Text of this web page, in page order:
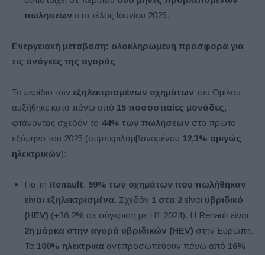
πωλήσεων στο τέλος Ιουνίου 2025.
Ενεργειακή μετάβαση: ολοκληρωμένη προσφορά για
τις ανάγκες της αγοράς
Το μερίδιο των εξηλεκτρισμένων οχημάτων του Ομίλου
αυξήθηκε κατά πάνω από 15 ποσοστιαίες μονάδες ,
φτάνοντας σχεδόν το 44% των πωλήσεων στο πρώτο
εξάμηνο του 2025 (συμπεριλαμβανομένου 12,3% αμιγώς
ηλεκτρικών):
Για τη Renault, 59% των οχημάτων που πωλήθηκαν
είναι εξηλεκτρισμένα. Σχεδόν 1 στα 2 είναι υβριδικό
(HEV) (+36,2% σε σύγκριση με H1 2024). Η Renault είναι
2η μάρκα στην αγορά υβριδικών (HEV) στην Ευρώπη.
Τα 100% ηλεκτρικά αντιπροσωπεύουν πάνω από 16%